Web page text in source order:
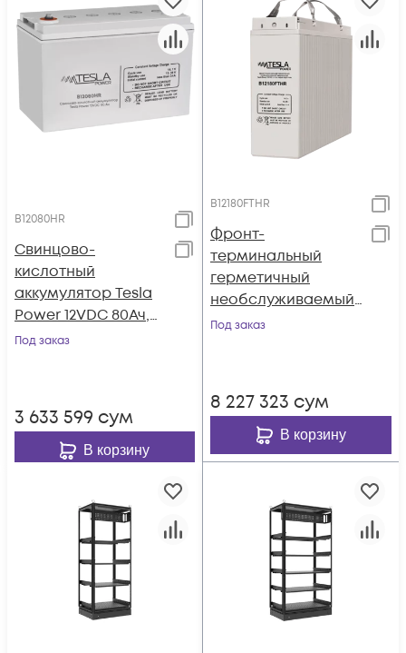
B12080HR
Свинцово-
кислотный
аккумулятор Tesla
Power 12VDC 80Ач,
серия High-rate
Под заказ
3 633 599 сум
В корзину
B12180FTHR
Фронт-
терминальный
герметичный
необслуживаемый
аккумулятор Tesla
Под заказ
8 227 323 сум
В корзину